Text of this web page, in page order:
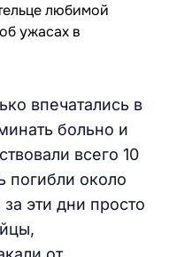
впечатались в
больно и
всего 10
погибли около
эти дни просто